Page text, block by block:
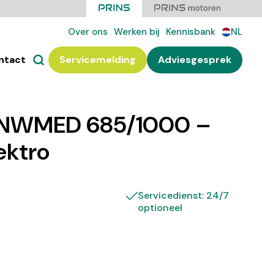
Over ons Werken bij Kennisbank NL
Servicemelding Adviesgesprek
685/1000 –
Servicedienst: 24/7
optioneel